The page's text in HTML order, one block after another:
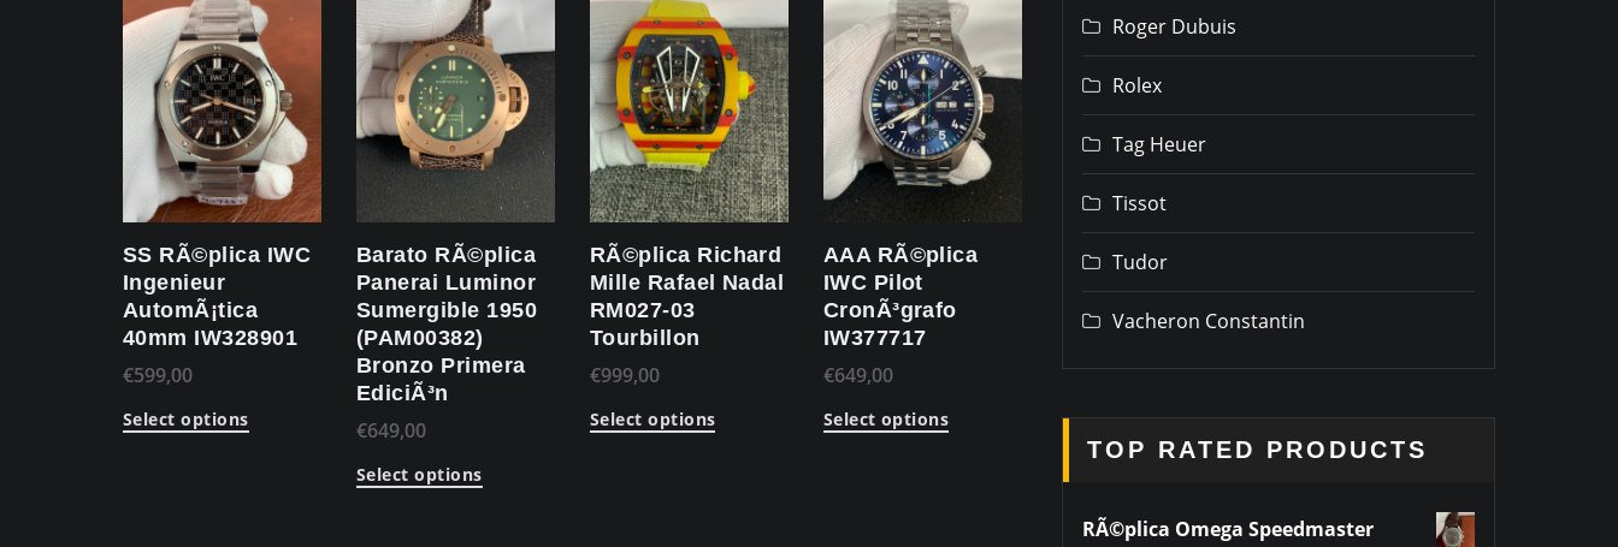
SS RÃ©plica IWC
Ingenieur
AutomÃ¡tica
40mm IW328901
€599,00
Select options
Barato RÃ©plica
Panerai Luminor
Sumergible 1950
(PAM00382)
Bronzo Primera
EdiciÃ³n
€649,00
Select options
RÃ©plica Richard
Mille Rafael Nadal
RM027-03
Tourbillon
€999,00
Select options
AAA RÃ©plica
IWC Pilot
CronÃ³grafo
IW377717
€649,00
Select options
Roger Dubuis
Rolex
Tag Heuer
Tissot
Tudor
Vacheron Constantin
TOP RATED PRODUCTS
RÃ©plica Omega Speedmaster